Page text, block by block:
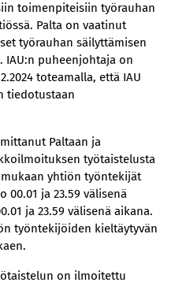
toimenpiteisiin työrauhan
Palta on vaatinut
työrauhan säilyttämisen
IAU:n puheenjohtaja on
toteamalla, että IAU
tiedotustaan
Paltaan ja
työtaistelusta
yhtiön työntekijät
00.01 ja 23.59 välisenä
ja 23.59 välisenä aikana.
työntekijöiden kieltäytyvän
on ilmoitettu